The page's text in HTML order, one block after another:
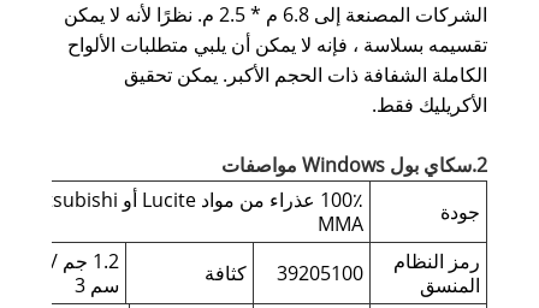
الشركات المصنعة إلى 6.8 م * 2.5 م. نظرًا لأنه لا يمكن
تقسيمه بسلاسة ، فإنه لا يمكن أن يلبي متطلبات الألواح
الكاملة الشفافة ذات الحجم الأكبر. يمكن تحقيق
الأكريليك فقط.
2.سكاي بول Windows مواصفات
جودة
100٪ عذراء من مواد Lucite أو Mitsubishi
MMA
رمز النظام
المنسق
39205100 كثافة
1.2 جم /
سم 3